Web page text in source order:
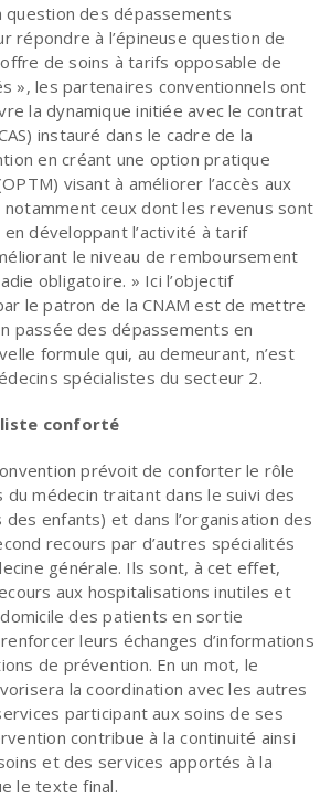
question des dépassements
répondre à l’épineuse question de
de soins à tarifs opposable de
», les partenaires conventionnels ont
la dynamique initiée avec le contrat
instauré dans le cadre de la
en créant une option pratique
visant à améliorer l’accès aux
ceux dont les revenus sont
développant l’activité à tarif
le niveau de remboursement
obligatoire. » Ici l’objectif
le patron de la CNAM est de mettre
passée des dépassements en
formule qui, au demeurant, n’est
spécialistes du secteur 2.
conforté
prévoit de conforter le rôle
médecin traitant dans le suivi des
enfants) et dans l’organisation des
recours par d’autres spécialités
générale. Ils sont, à cet effet,
aux hospitalisations inutiles et
des patients en sortie
leurs échanges d’informations
de prévention. En un mot, le
la coordination avec les autres
participant aux soins de ses
contribue à la continuité ainsi
et des services apportés à la
le texte final.